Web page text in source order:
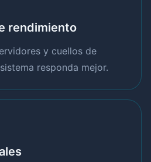
rendimiento
y cuellos de
responda mejor.